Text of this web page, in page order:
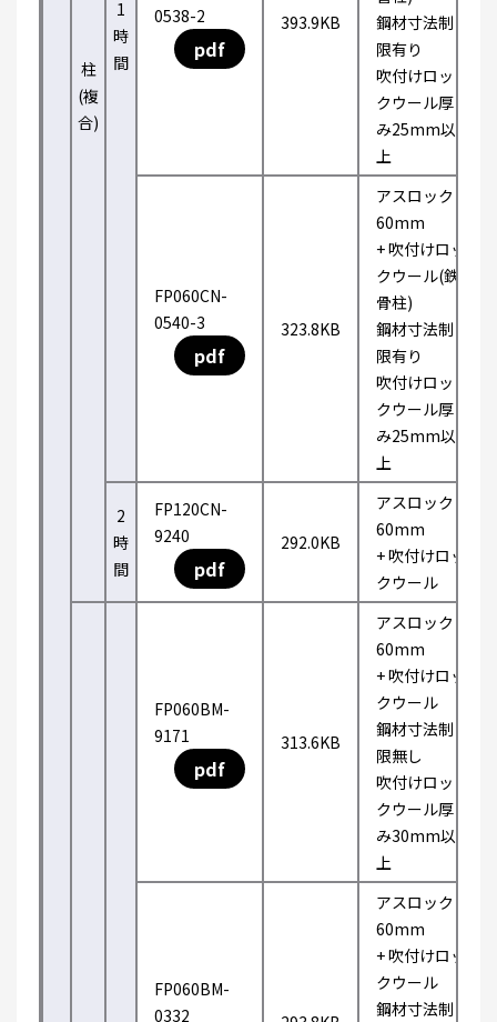
柱
(複
合)
1
時
間
0538-2
pdf
393.9KB
鋼材寸法制
限有り
吹付けロッ
クウール厚
み25mm以
上
FP060CN-
0540-3
pdf
323.8KB
アスロック
60mm
+ 吹付けロッ
クウール(鉄
骨柱)
鋼材寸法制
限有り
吹付けロッ
クウール厚
み25mm以
上
2
時
間
FP120CN-
9240
pdf
292.0KB
アスロック
60mm
+ 吹付けロッ
クウール
FP060BM-
9171
pdf
313.6KB
アスロック
60mm
+ 吹付けロッ
クウール
鋼材寸法制
限無し
吹付けロッ
クウール厚
み30mm以
上
FP060BM-
0332
アスロック
60mm
+ 吹付けロッ
クウール
鋼材寸法制